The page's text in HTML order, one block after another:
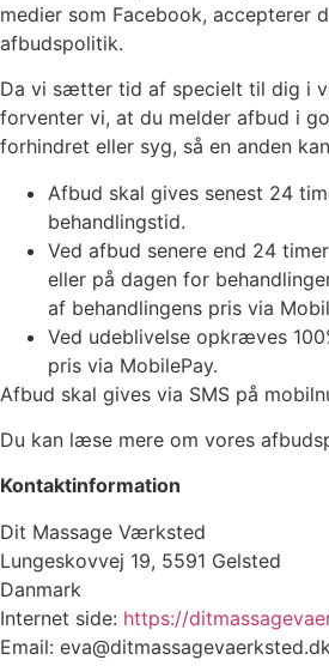
medier som Facebook, accepterer
afbudspolitik.
Da vi sætter tid af specielt til dig i
forventer vi, at du melder afbud i
forhindret eller syg, så en anden
Afbud skal gives senest 24
behandlingstid.
Ved afbud senere end 24
eller på dagen for
af behandlingens pris via
Ved udeblivelse opkræves
pris via MobilePay.
Afbud skal gives via SMS på
Du kan læse mere om vores
Kontaktinformation
Dit Massage Værksted
Lungeskovvej 19, 5591 Gelsted
Danmark
Internet side: https://
Email: eva@ditmassagevaerksted.dk